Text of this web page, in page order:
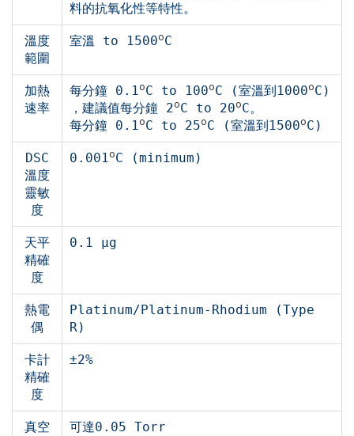
料的抗氧化性等特性。
溫度
範圍
室溫 to 1500oC
加熱
速率
每分鐘 0.1oC to 100oC (室溫到1000oC)
，建議值每分鐘 2oC to 20oC。
每分鐘 0.1oC to 25oC (室溫到1500oC)
DSC
溫度
靈敏
度
0.001oC (minimum)
天平
精確
度
0.1 μg
熱電
偶
Platinum/Platinum-Rhodium (Type
R)
卡計
精確
度
±2%
真空
可達0.05 Torr